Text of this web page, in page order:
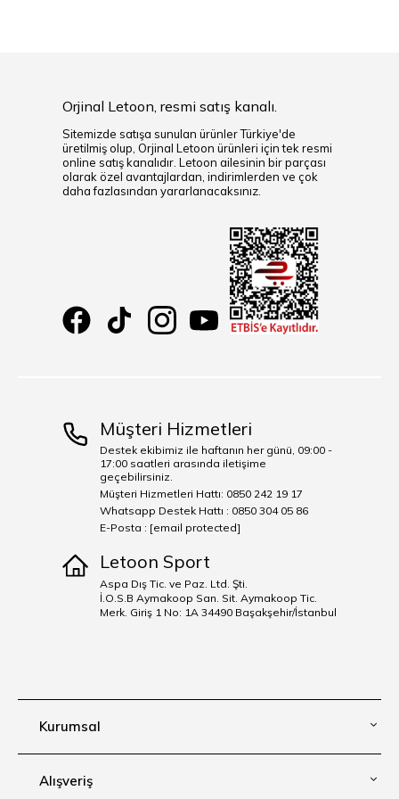
Orjinal Letoon, resmi satış kanalı.
Sitemizde satışa sunulan ürünler Türkiye'de
üretilmiş olup, Orjinal Letoon ürünleri için tek resmi
online satış kanalıdır. Letoon ailesinin bir parçası
olarak özel avantajlardan, indirimlerden ve çok
daha fazlasından yararlanacaksınız.
Kurumsal
Alışveriş
Müşteri Hizmetleri
Destek ekibimiz ile haftanın her günü, 09:00 -
17:00 saatleri arasında iletişime
geçebilirsiniz.
Müşteri Hizmetleri Hattı: 0850 242 19 17
Whatsapp Destek Hattı : 0850 304 05 86
E-Posta : [email protected]
Letoon Sport
Aspa Dış Tic. ve Paz. Ltd. Şti.
İ.O.S.B Aymakoop San. Sit. Aymakoop Tic.
Merk. Giriş 1 No: 1A 34490 Başakşehir/İstanbul